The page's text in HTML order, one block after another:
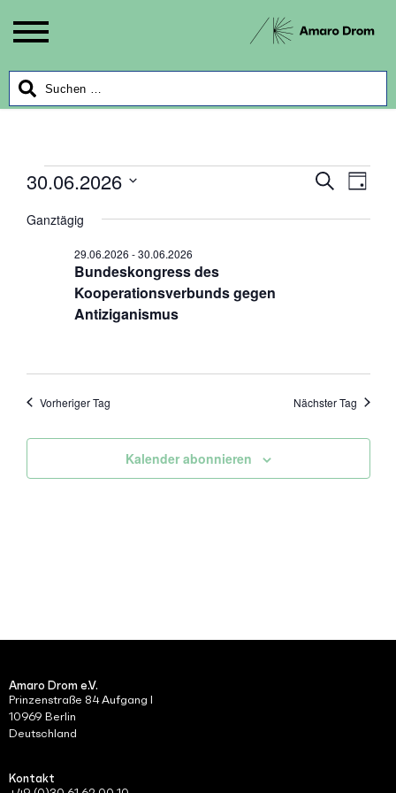
Veranstaltungen
für
30.06.2026
Suche
SucheTag
30.06.2026
wählen.
Ganztägig
Bundeskongress des
Kooperationsverbunds gegen
Antiziganismus
29.06.2026 -30.06.2026
Vorheriger Tag Nächster Tag
Kalender abonnieren
Amaro Drom e.V.
Prinzenstraße 84 Aufgang I
10969 Berlin
Deutschland
Kontakt